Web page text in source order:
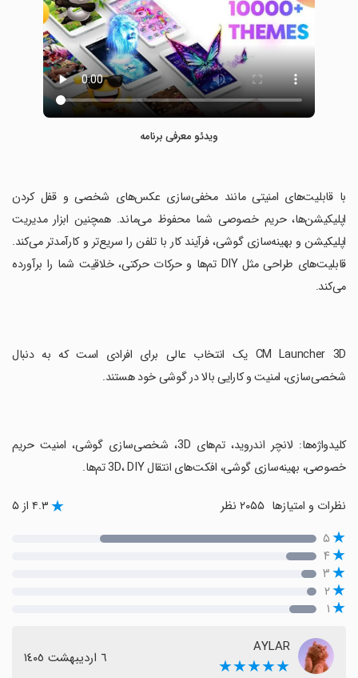
ویدئو معرفی برنامه
‏با قابلیت‌های امنیتی مانند مخفی‌سازی عکس‌های شخصی و قفل کردن
اپلیکیشن‌ها، حریم خصوصی شما محفوظ می‌ماند. همچنین ابزار مدیریت
اپلیکیشن و بهینه‌سازی گوشی، فرآیند کار با تلفن را سریع‌تر و کارآمدتر می‌کند.
قابلیت‌های طراحی مثل DIY تم‌ها و حرکات حرکتی، خلاقیت شما را برآورده
می‌کند.
‏CM Launcher 3D یک انتخاب عالی برای افرادی است که به دنبال
شخصی‌سازی، امنیت و کارایی بالا در گوشی خود هستند.
‏کلیدواژه‌ها: لانچر اندروید، تم‌های 3D، شخصی‌سازی گوشی، امنیت حریم
خصوصی، بهینه‌سازی گوشی، افکت‌های انتقال 3D، DIY تم‌ها.
نظرات و امتیازها ۴.۳ از ۵
۵
۴
۳
۲
۱
AYLAR
★★★★★ ٦ اردیبهشت ١٤٠٥